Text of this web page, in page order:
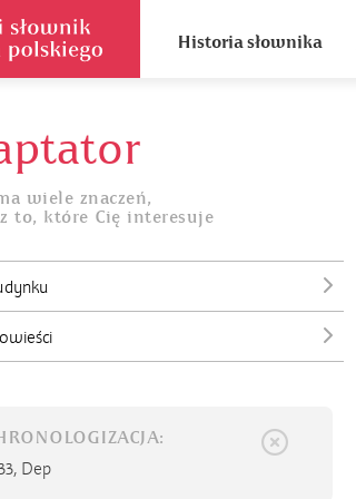
Historia słownika
wiele znaczeń,
to, które Cię interesuje
Dep